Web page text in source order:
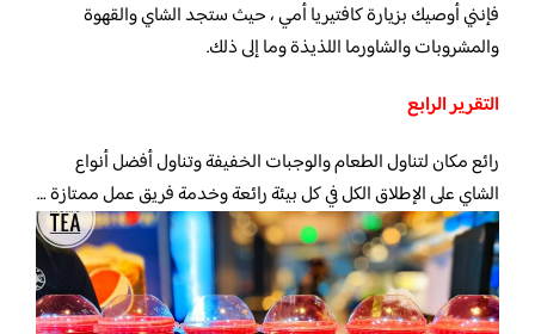
فإنني أوصيك بزيارة كافتيريا أمي ، حيث ستجد الشاي والقهوة
والمشروبات والشاورما اللذيذة وما إلى ذلك.
التقرير الرابع
رائع مكان لتناول الطعام والوجبات الخفيفة وتناول أفضل أنواع
الشاي على الإطلاق الكل في كل بيئة رائعة وخدمة فريق عمل ممتازة …